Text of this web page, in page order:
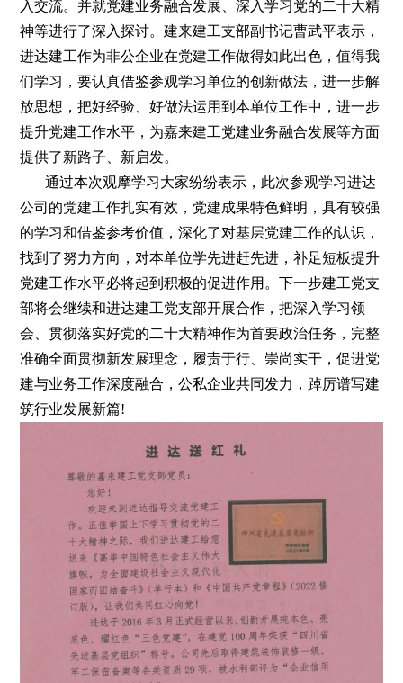
入交流。并就党建业务融合发展、深入学习党的二十大精
神等进行了深入探讨。建来建工支部副书记曹武平表示，
进达建工作为非公企业在党建工作做得如此出色，值得我
们学习，要认真借鉴参观学习单位的创新做法，进一步解
放思想，把好经验、好做法运用到本单位工作中，进一步
提升党建工作水平，为嘉来建工党建业务融合发展等方面
提供了新路子、新启发。
通过本次观摩学习大家纷纷表示，此次参观学习进达
公司的党建工作扎实有效，党建成果特色鲜明，具有较强
的学习和借鉴参考价值，深化了对基层党建工作的认识，
找到了努力方向，对本单位学先进赶先进，补足短板提升
党建工作水平必将起到积极的促进作用。下一步建工党支
部将会继续和进达建工党支部开展合作，把深入学习领
会、贯彻落实好党的二十大精神作为首要政治任务，完整
准确全面贯彻新发展理念，履责于行、崇尚实干，促进党
建与业务工作深度融合，公私企业共同发力，踔厉谱写建
筑行业发展新篇!